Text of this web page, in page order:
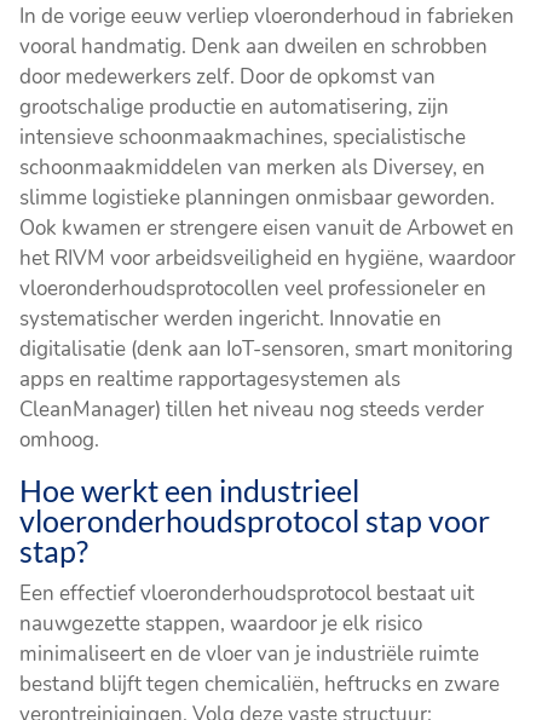
In de vorige eeuw verliep vloeronderhoud in fabrieken
vooral handmatig. Denk aan dweilen en schrobben
door medewerkers zelf. Door de opkomst van
grootschalige productie en automatisering, zijn
intensieve schoonmaakmachines, specialistische
schoonmaakmiddelen van merken als Diversey, en
slimme logistieke planningen onmisbaar geworden.
Ook kwamen er strengere eisen vanuit de Arbowet en
het RIVM voor arbeidsveiligheid en hygiëne, waardoor
vloeronderhoudsprotocollen veel professioneler en
systematischer werden ingericht. Innovatie en
digitalisatie (denk aan IoT-sensoren, smart monitoring
apps en realtime rapportagesystemen als
CleanManager) tillen het niveau nog steeds verder
omhoog.
Hoe werkt een industrieel
vloeronderhoudsprotocol stap voor
stap?
Een effectief vloeronderhoudsprotocol bestaat uit
nauwgezette stappen, waardoor je elk risico
minimaliseert en de vloer van je industriële ruimte
bestand blijft tegen chemicaliën, heftrucks en zware